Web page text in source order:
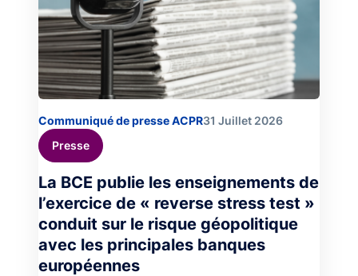
Communiqué de presse ACPR31 Juillet 2026
Presse
La BCE publie les enseignements de
l’exercice de « reverse stress test »
conduit sur le risque géopolitique
avec les principales banques
européennes